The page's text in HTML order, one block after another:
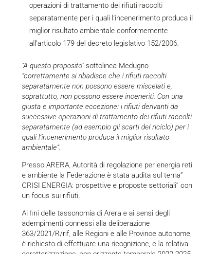
operazioni di trattamento dei rifiuti raccolti
separatamente per i quali l’incenerimento produca il
miglior risultato ambientale conformemente
all’articolo 179 del decreto legislativo 152/2006.
“A questo proposito”sottolinea Medugno
“correttamente si ribadisce che i rifiuti raccolti
separatamente non possono essere miscelati e,
soprattutto, non possono essere inceneriti. Con una
giusta e importante eccezione: i rifiuti derivanti da
successive operazioni di trattamento dei rifiuti raccolti
separatamente (ad esempio gli scarti del riciclo) per i
quali l’incenerimento produca il miglior risultato
ambientale”.
Presso ARERA, Autorità di regolazione per energia reti
e ambiente la Federazione è stata audita sul tema”
CRISI ENERGIA: prospettive e proposte settoriali” con
un focus sui rifiuti.
Ai fini delle tassonomia di Arera e ai sensi degli
adempimenti connessi alla deliberazione
363/2021/R/rif, alle Regioni e alle Province autonome,
è richiesto di effettuare una ricognizione, e la relativa